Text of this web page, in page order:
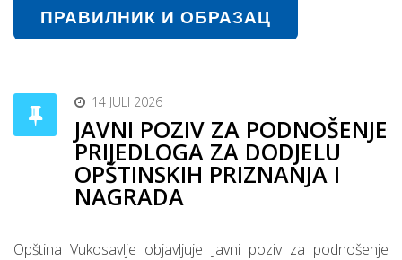
ПРАВИЛНИК И ОБРАЗАЦ
14 JULI 2026
JAVNI POZIV ZA PODNOŠENJE
PRIJEDLOGA ZA DODJELU
OPŠTINSKIH PRIZNANJA I
NAGRADA
Opština Vukosavlje objavljuje Javni poziv za podnošenje